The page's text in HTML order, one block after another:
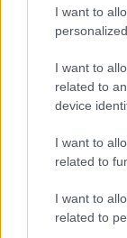
I want to
I want to
related to
device
I want to
related to
I want to
related to
Η καμπάνια
Πέρυσι ο
δωρεές. Τα
2022 ήταν
ΟΛΕΣ ΟΙ
όλες